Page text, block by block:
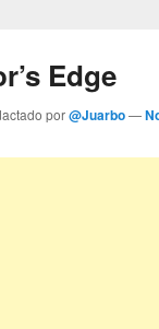
Edge
por@Juarbo—